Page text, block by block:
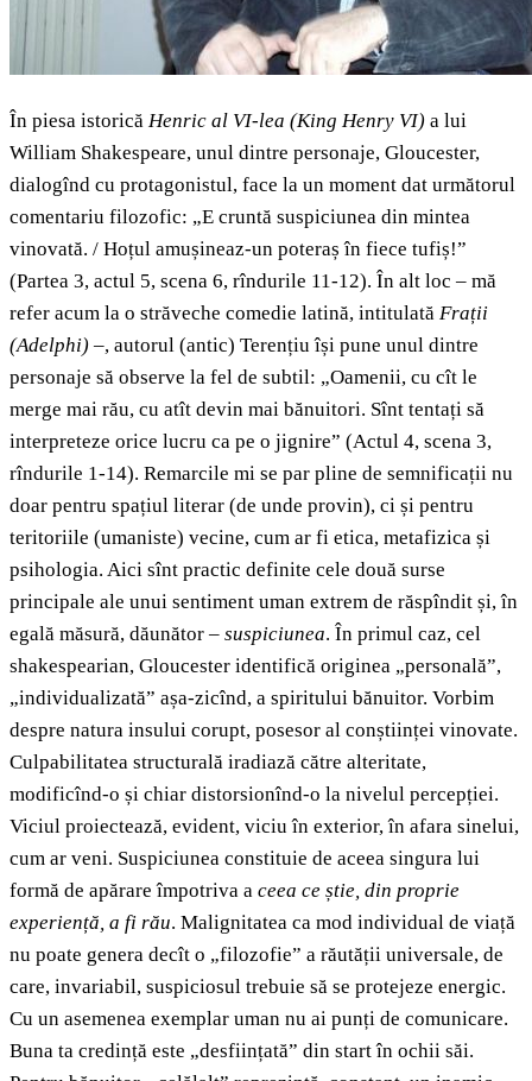
În piesa istorică Henric al VI-lea (King Henry VI) a lui
William Shakespeare, unul dintre personaje, Gloucester,
dialogînd cu protagonistul, face la un moment dat următorul
comentariu filozofic: „E cruntă suspiciunea din mintea
vinovată. / Hoțul amușineaz-un poteraș în fiece tufiș!”
(Partea 3, actul 5, scena 6, rîndurile 11-12). În alt loc – mă
refer acum la o străveche comedie latină, intitulată Frații
(Adelphi) –, autorul (antic) Terențiu își pune unul dintre
personaje să observe la fel de subtil: „Oamenii, cu cît le
merge mai rău, cu atît devin mai bănuitori. Sînt tentați să
interpreteze orice lucru ca pe o jignire” (Actul 4, scena 3,
rîndurile 1-14). Remarcile mi se par pline de semnificații nu
doar pentru spațiul literar (de unde provin), ci și pentru
teritoriile (umaniste) vecine, cum ar fi etica, metafizica și
psihologia. Aici sînt practic definite cele două surse
principale ale unui sentiment uman extrem de răspîndit și, în
egală măsură, dăunător – suspiciunea. În primul caz, cel
shakespearian, Gloucester identifică originea „personală”,
„individualizată” așa-zicînd, a spiritului bănuitor. Vorbim
despre natura insului corupt, posesor al conștiinței vinovate.
Culpabilitatea structurală iradiază către alteritate,
modificînd-o și chiar distorsionînd-o la nivelul percepției.
Viciul proiectează, evident, viciu în exterior, în afara sinelui,
cum ar veni. Suspiciunea constituie de aceea singura lui
formă de apărare împotriva a ceea ce știe, din proprie
experiență, a fi rău. Malignitatea ca mod individual de viață
nu poate genera decît o „filozofie” a răutății universale, de
care, invariabil, suspiciosul trebuie să se protejeze energic.
Cu un asemenea exemplar uman nu ai punți de comunicare.
Buna ta credință este „desființată” din start în ochii săi.